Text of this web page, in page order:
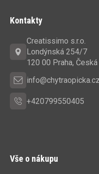
Kontakty
Creatissimo s.r.o.
Londýnská 254/7
120 00 Praha,
info@chytraopicka.cz
+420799550405
Vše o nákupu